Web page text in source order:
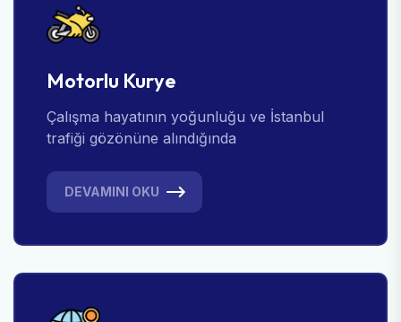
Motorlu Kurye
Çalışma hayatının yoğunluğu ve İstanbul
trafiği gözönüne alındığında
DEVAMINI OKU